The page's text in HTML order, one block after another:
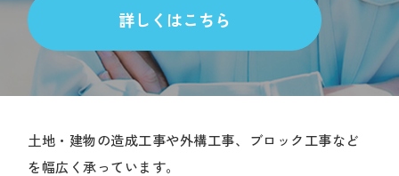
詳しくはこちら
土地・建物の造成工事や外構工事、ブロック工事など
を幅広く承っています。